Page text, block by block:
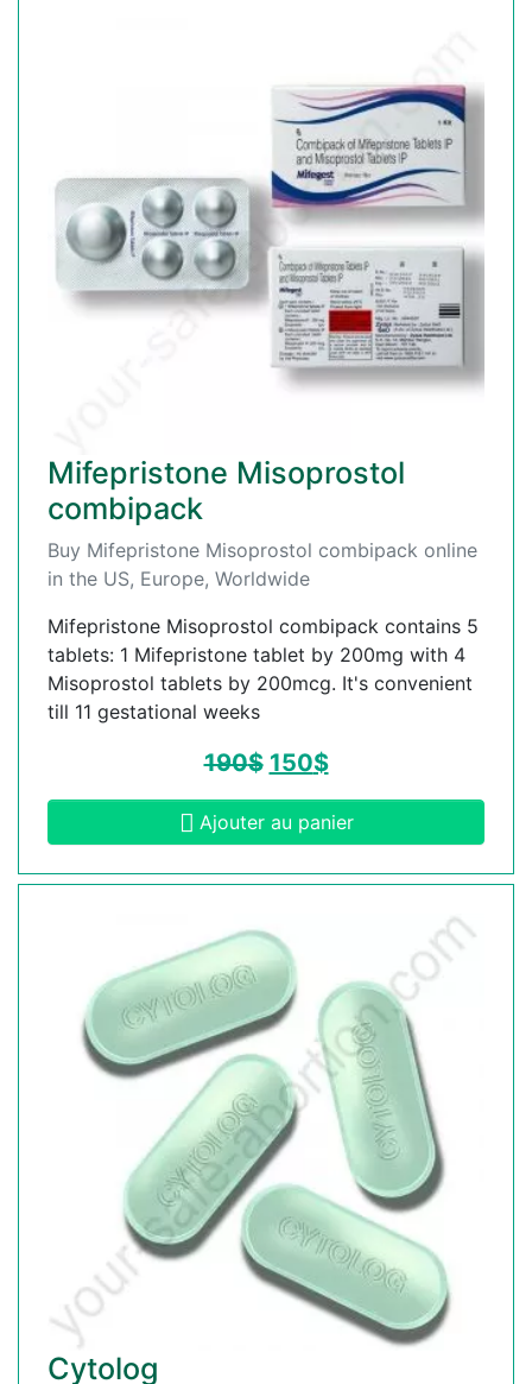
Mifepristone Misoprostol
combipack
Buy Mifepristone Misoprostol combipack online
in the US, Europe, Worldwide
Mifepristone Misoprostol combipack contains 5
tablets: 1 Mifepristone tablet by 200mg with 4
Misoprostol tablets by 200mcg. It's convenient
till 11 gestational weeks
190$ 150$
Ajouter au panier
Cytolog